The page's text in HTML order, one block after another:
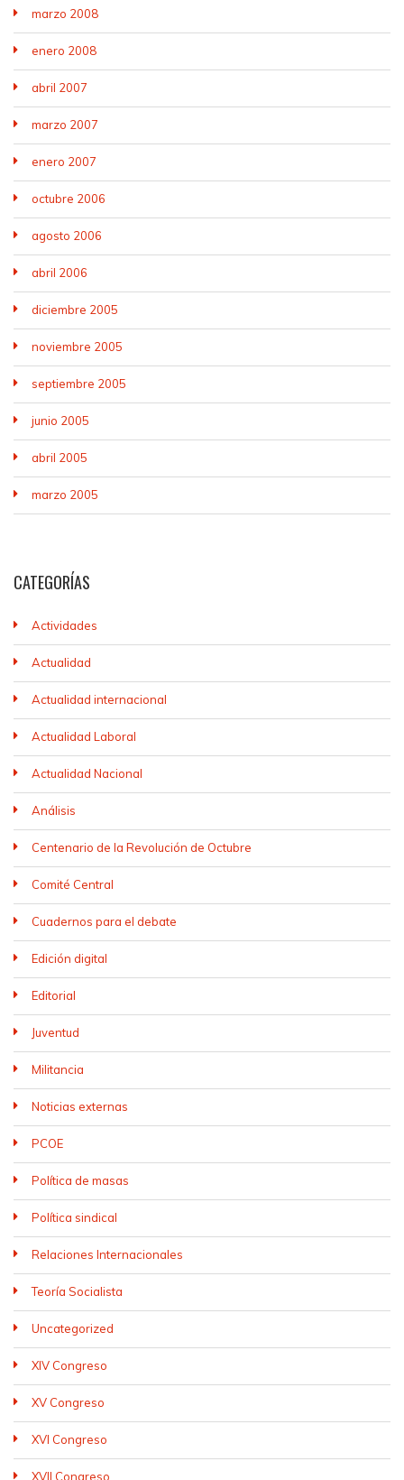
marzo 2008
enero 2008
abril 2007
marzo 2007
enero 2007
octubre 2006
agosto 2006
abril 2006
diciembre 2005
noviembre 2005
septiembre 2005
junio 2005
abril 2005
marzo 2005
CATEGORÍAS
Actividades
Actualidad
Actualidad internacional
Actualidad Laboral
Actualidad Nacional
Análisis
Centenario de la Revolución de Octubre
Comité Central
Cuadernos para el debate
Edición digital
Editorial
Juventud
Militancia
Noticias externas
PCOE
Política de masas
Política sindical
Relaciones Internacionales
Teoría Socialista
Uncategorized
XIV Congreso
XV Congreso
XVI Congreso
XVII Congreso